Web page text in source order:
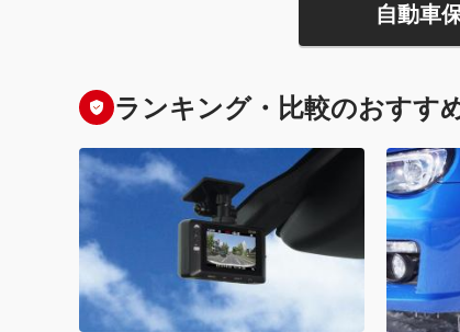
自動車
ランキング・比較のおすす